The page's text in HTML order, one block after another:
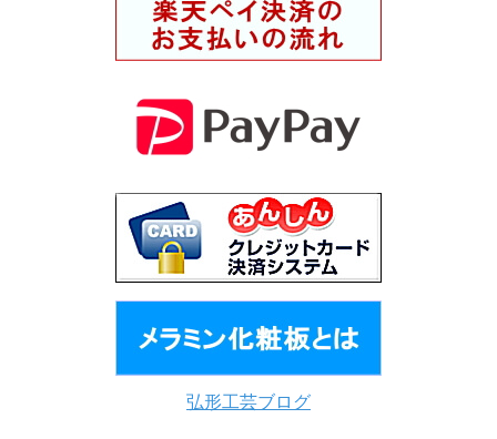
弘形工芸ブログ